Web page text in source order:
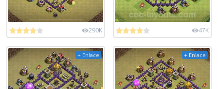
290K 47K
+ Enlace + Enlace